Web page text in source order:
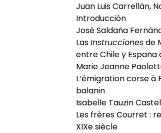
Juan Luis Carrellán,
Introducción
José Saldaña
LasInstruccionesde
entre Chile y España
Marie Jeanne
L’émigration corse à
balanin
Isabelle Tauzin
Les frères Courret :
XIXe siècle